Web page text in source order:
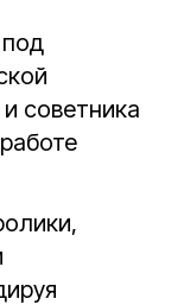
под
и советника